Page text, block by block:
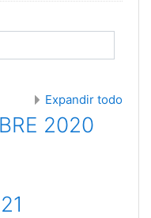
Expandir todo
2020